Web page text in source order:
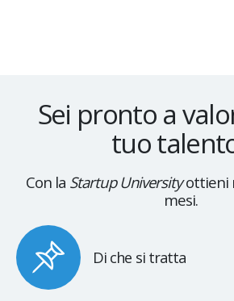
Sei pronto a
tuo
Con la Startup Universityottieni
mesi.
Di che si tratta